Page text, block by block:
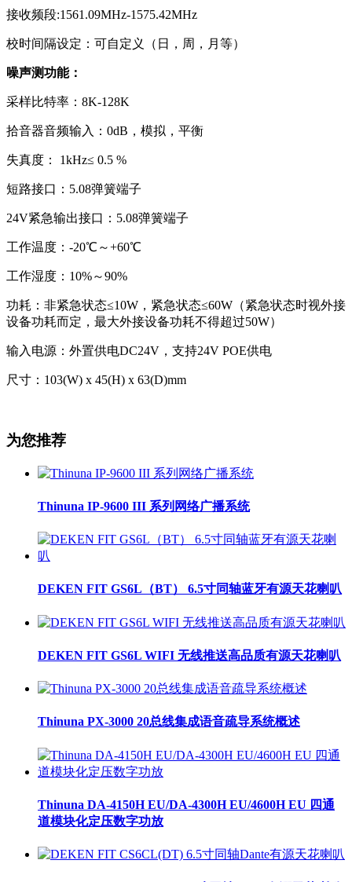
接收频段:1561.09MHz-1575.42MHz
校时间隔设定：可自定义（日，周，月等）
噪声测功能：
采样比特率：8K-128K
拾音器音频输入：0dB，模拟，平衡
失真度： 1kHz≤ 0.5 %
短路接口：5.08弹簧端子
24V紧急输出接口：5.08弹簧端子
工作温度：-20℃～+60℃
工作湿度：10%～90%
功耗：非紧急状态≤10W，紧急状态≤60W（紧急状态时视外接
设备功耗而定，最大外接设备功耗不得超过50W）
输入电源：外置供电DC24V，支持24V POE供电
尺寸：103(W) x 45(H) x 63(D)mm
为您推荐
Thinuna IP-9600 III 系列网络广播系统
DEKEN FIT GS6L（BT） 6.5寸同轴蓝牙有源天花喇叭
DEKEN FIT GS6L WIFI 无线推送高品质有源天花喇叭
Thinuna PX-3000 20总线集成语音疏导系统概述
Thinuna DA-4150H EU/DA-4300H EU/4600H EU 四通
道模块化定压数字功放